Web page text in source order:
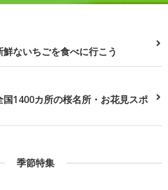
ないちごを食べに行こう
国1400カ所の桜名所・お花見スポ
季節特集